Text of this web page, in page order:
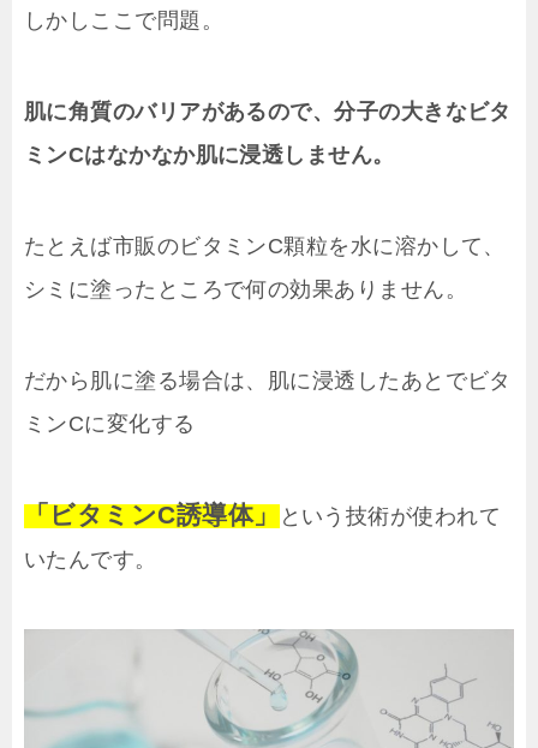
しかしここで問題。
肌に角質のバリアがあるので、分子の大きなビタ
ミンCはなかなか肌に浸透しません。
たとえば市販のビタミンC顆粒を水に溶かして、
シミに塗ったところで何の効果ありません。
だから肌に塗る場合は、肌に浸透したあとでビタ
ミンCに変化する
「ビタミンC誘導体」
という技術が使われて
いたんです。